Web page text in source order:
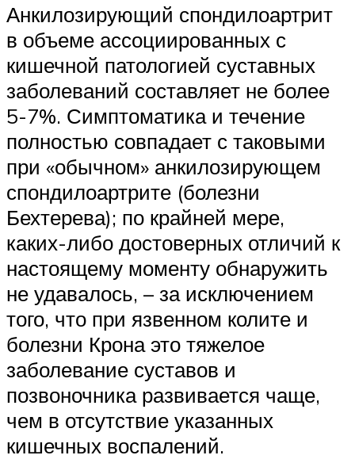
Анкилозирующий спондилоартрит
в объеме ассоциированных с
кишечной патологией суставных
заболеваний составляет не более
5-7%. Симптоматика и течение
полностью совпадает с таковыми
при «обычном» анкилозирующем
спондилоартрите (болезни
Бехтерева); по крайней мере,
каких-либо достоверных отличий к
настоящему моменту обнаружить
не удавалось, – за исключением
того, что при язвенном колите и
болезни Крона это тяжелое
заболевание суставов и
позвоночника развивается чаще,
чем в отсутствие указанных
кишечных воспалений.